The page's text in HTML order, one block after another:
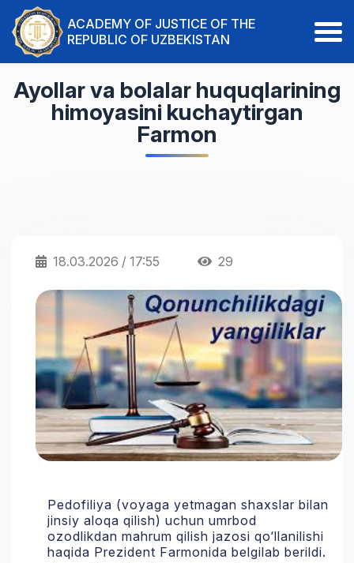
ACADEMY OF JUSTICE OF THE
REPUBLIC OF UZBEKISTAN
Ayollar va bolalar huquqlarining
himoyasini kuchaytirgan
Farmon
18.03.2026 / 17:55 29
Pedofiliya (voyaga yetmagan shaxslar bilan
jinsiy aloqa qilish) uchun umrbod
ozodlikdan mahrum qilish jazosi qo‘llanilishi
haqida Prezident Farmonida belgilab berildi.